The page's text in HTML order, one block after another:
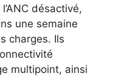
désactivé,
une semaine
charges. Ils
multipoint, ainsi